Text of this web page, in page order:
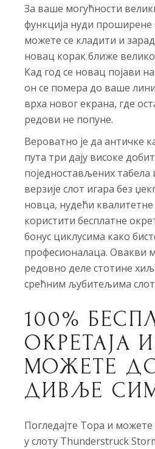
За ваше могућности
функција нуди проширене
можете се кладити и
новац корак ближе
Кад год се новац појави
он се помера до ваше
врха новог екрана, где
редови не попуне.
Вероватно је да античке
пута три дају високе
поједностављених табела
верзије слот игара без
новца, нудећи
користити бесплатне
бонус циклусима како
професионалаца. Овакви
редовно деле стотине
срећним љубитељима
100%
ОКРЕТАЈА И
МОЖЕТЕ
ДИВЉЕ
Погледајте Тора и
у слоту Thunderstruck